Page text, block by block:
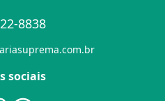
8838
sociais